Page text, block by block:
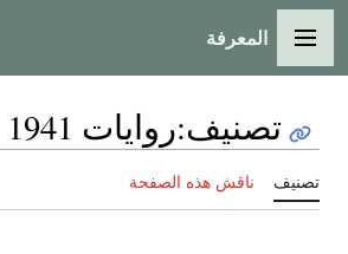
الرئيسية
المعرفة
تصنيف:روايات 1941
ناقش هذه الصفحة